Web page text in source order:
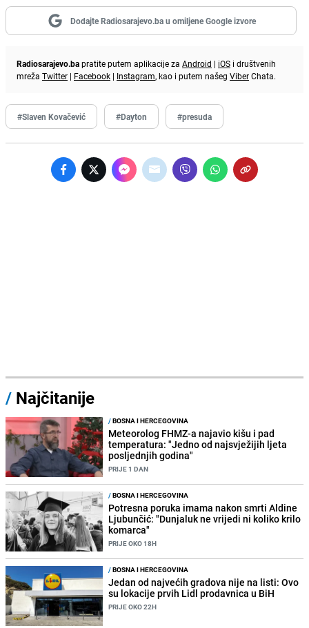
Dodajte Radiosarajevo.ba u omiljene Google izvore
Radiosarajevo.bapratite putem aplikacije za Android | iOS i društvenih
mreža Twitter | Facebook | Instagram, kao i putem našeg ViberChata.
#Slaven Kovačević #Dayton #presuda
/ Najčitanije
/BOSNA I HERCEGOVINA
Meteorolog FHMZ-a najavio kišu i pad
temperatura: "Jedno od najsvježijih ljeta
posljednjih godina"
PRIJE 1 DAN
/BOSNA I HERCEGOVINA
Potresna poruka imama nakon smrti Aldine
Ljubunčić: "Dunjaluk ne vrijedi ni koliko krilo
komarca"
PRIJE OKO 18H
/BOSNA I HERCEGOVINA
Jedan od najvećih gradova nije na listi: Ovo
su lokacije prvih Lidl prodavnica u BiH
PRIJE OKO 22H